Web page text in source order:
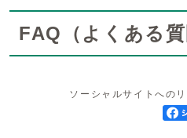
FAQ（よくある質
ソーシャルサイトへの